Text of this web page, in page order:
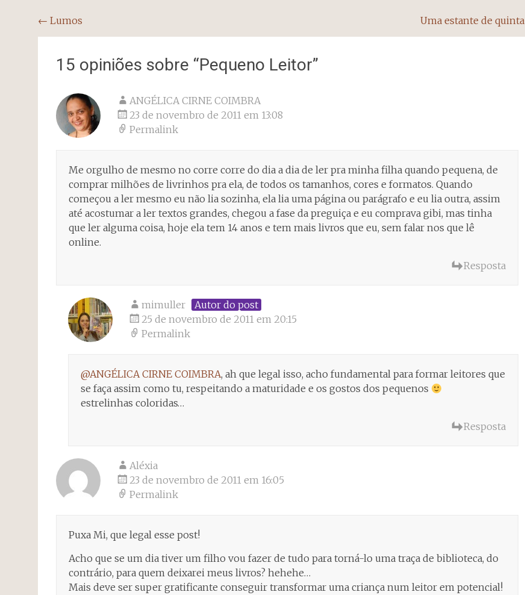
Navegação
do
post
← Lumos Uma estante de quinta
15 opiniões sobre “Pequeno Leitor”
ANGÉLICA CIRNE COIMBRA
23 de novembro de 2011 em 13:08
Permalink
Me orgulho de mesmo no corre corre do dia a dia de ler pra minha filha quando pequena, de
comprar milhões de livrinhos pra ela, de todos os tamanhos, cores e formatos. Quando
começou a ler mesmo eu não lia sozinha, ela lia uma página ou parágrafo e eu lia outra, assim
até acostumar a ler textos grandes, chegou a fase da preguiça e eu comprava gibi, mas tinha
que ler alguma coisa, hoje ela tem 14 anos e tem mais livros que eu, sem falar nos que lê
online.
Resposta
mimuller
Autor do post
25 de novembro de 2011 em 20:15
Permalink
@ANGÉLICA CIRNE COIMBRA, ah que legal isso, acho fundamental para formar leitores que
se faça assim como tu, respeitando a maturidade e os gostos dos pequenos
estrelinhas coloridas…
Resposta
Aléxia
23 de novembro de 2011 em 16:05
Permalink
Puxa Mi, que legal esse post!
Acho que se um dia tiver um filho vou fazer de tudo para torná-lo uma traça de biblioteca, do
contrário, para quem deixarei meus livros? hehehe…
Mais deve ser super gratificante conseguir transformar uma criança num leitor em potencial!